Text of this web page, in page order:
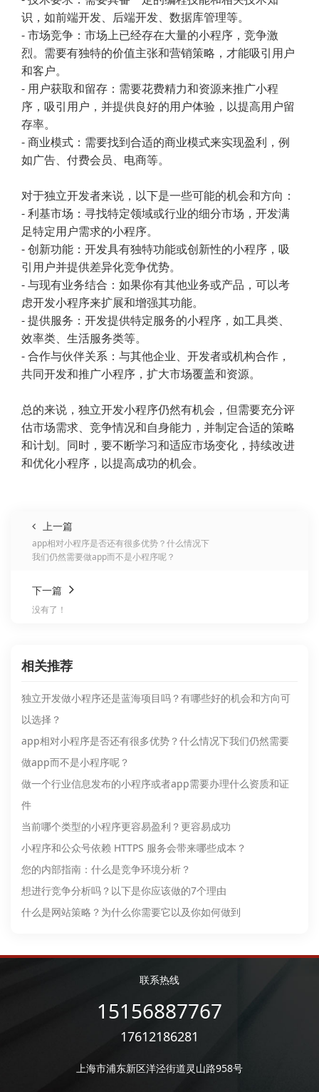
识，如前端开发、后端开发、数据库管理等。
- 市场竞争：市场上已经存在大量的小程序，竞争激
烈。需要有独特的价值主张和营销策略，才能吸引用户
和客户。
- 用户获取和留存：需要花费精力和资源来推广小程
序，吸引用户，并提供良好的用户体验，以提高用户留
存率。
- 商业模式：需要找到合适的商业模式来实现盈利，例
如广告、付费会员、电商等。
对于独立开发者来说，以下是一些可能的机会和方向：
- 利基市场：寻找特定领域或行业的细分市场，开发满
足特定用户需求的小程序。
- 创新功能：开发具有独特功能或创新性的小程序，吸
引用户并提供差异化竞争优势。
- 与现有业务结合：如果你有其他业务或产品，可以考
虑开发小程序来扩展和增强其功能。
- 提供服务：开发提供特定服务的小程序，如工具类、
效率类、生活服务类等。
- 合作与伙伴关系：与其他企业、开发者或机构合作，
共同开发和推广小程序，扩大市场覆盖和资源。
总的来说，独立开发小程序仍然有机会，但需要充分评
估市场需求、竞争情况和自身能力，并制定合适的策略
和计划。同时，要不断学习和适应市场变化，持续改进
和优化小程序，以提高成功的机会。
上一篇
app相对小程序是否还有很多优势？什么情况下
我们仍然需要做app而不是小程序呢？
下一篇
没有了！
相关推荐
独立开发做小程序还是蓝海项目吗？有哪些好的机会和方向可
以选择？
app相对小程序是否还有很多优势？什么情况下我们仍然需要
做app而不是小程序呢？
做一个行业信息发布的小程序或者app需要办理什么资质和证
件
当前哪个类型的小程序更容易盈利？更容易成功
小程序和公众号依赖 HTTPS 服务会带来哪些成本？
您的内部指南：什么是竞争环境分析？
想进行竞争分析吗？以下是你应该做的7个理由
什么是网站策略？为什么你需要它以及你如何做到
联系热线
15156887767
17612186281
上海市浦东新区洋泾街道灵山路958号